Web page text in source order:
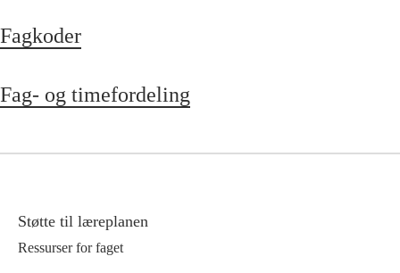
Fagkoder
Fag- og timefordeling
Støtte til læreplanen
Ressurser for faget